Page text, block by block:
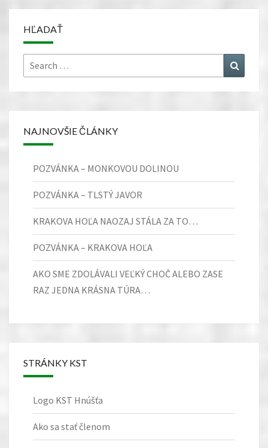
HĽADAŤ
Search
for:
NAJNOVŠIE ČLÁNKY
POZVÁNKA – MONKOVOU DOLINOU
POZVÁNKA – TLSTÝ JAVOR
KRAKOVA HOĽA NAOZAJ STÁLA ZA TO…
POZVÁNKA – KRAKOVA HOĽA
AKO SME ZDOLÁVALI VEĽKÝ CHOČ ALEBO ZASE
RAZ JEDNA KRÁSNA TÚRA…
STRÁNKY KST
Logo KST Hnúšťa
Ako sa stať členom